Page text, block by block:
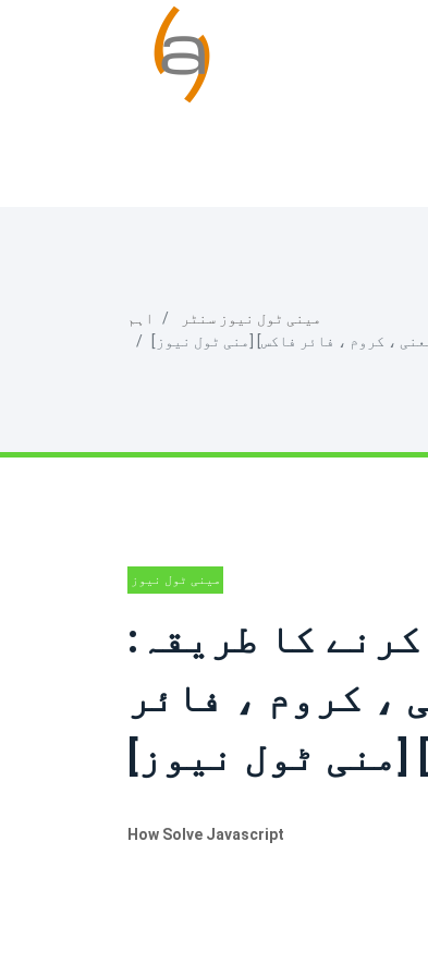
اہم
مینی ٹول نیوز سنٹر
مینی ٹول نیوز
کا طریقہ:
[یعنی ، کروم ، فائر
[منی ٹول نیوز]
How Solve Javascript